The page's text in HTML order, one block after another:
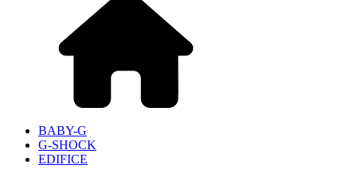
BABY-G
G-SHOCK
EDIFICE